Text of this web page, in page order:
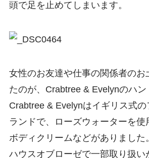
頭で足を止めてしまいます。
女性のお友達や仕事の関係者のお
たのが、Crabtree & Evelynのハン
Crabtree & Evelynはイギリス式
ランドで、ローズウォーターを使
ボディクリームなどがありました
ハウスオブローゼで一部取り扱い